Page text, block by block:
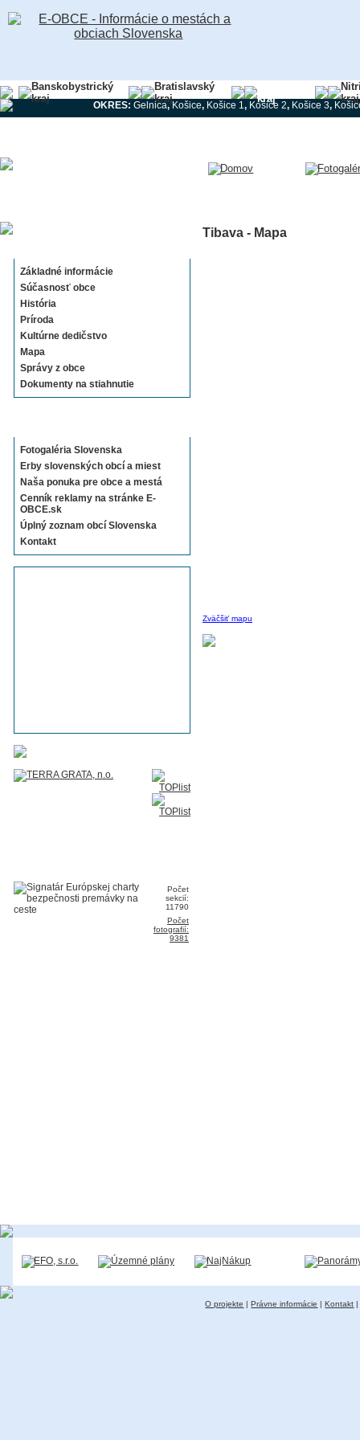
Banskobystrický
kraj
Bratislavský
kraj
kraj
kraj
OKRES:Gelnica,Košice, Košice 1, Košice 2, Košice 3,
Základné informácie
Súčasnosť obce
História
Príroda
Kultúrne dedičstvo
Mapa
Správy z obce
Dokumenty na stiahnutie
Fotogaléria Slovenska
Erby slovenských obcí a miest
Naša ponuka pre obce a mestá
Cenník reklamy na stránke E-
OBCE.sk
Úplný zoznam obcí Slovenska
Kontakt
Počet
sekcií:
11790
Počet
fotografií:
9381
Tibava - Mapa
Zväčšiť mapu
O projekte |Právne informácie |Kontakt